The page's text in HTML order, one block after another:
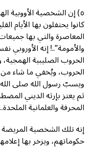
٥) إن الشخصية الأووبية
كانوا يحتفلون بها الأيام
المعاصرة والتي بها
والأمومة”..! إنه الأوروبي
الحروب الصليبية
الحروب، ويُخفي ما شاء من
ويسبّ رسول الله صلى الله
ثم يعتز بإرثه الديني
المحرفة والعلمانية
إنه تلك الشخصية المريضة
حكوماتهم، ويزخر بها